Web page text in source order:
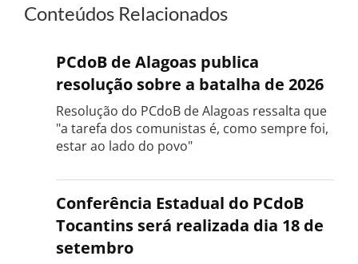
Conteúdos Relacionados
PCdoB de Alagoas publica
resolução sobre a batalha de 2026
Resolução do PCdoB de Alagoas ressalta que
"a tarefa dos comunistas é, como sempre foi,
estar ao lado do povo"
Conferência Estadual do PCdoB
Tocantins será realizada dia 18 de
setembro